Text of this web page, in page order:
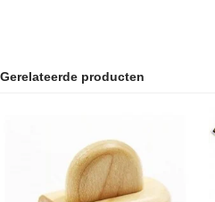
Gerelateerde producten